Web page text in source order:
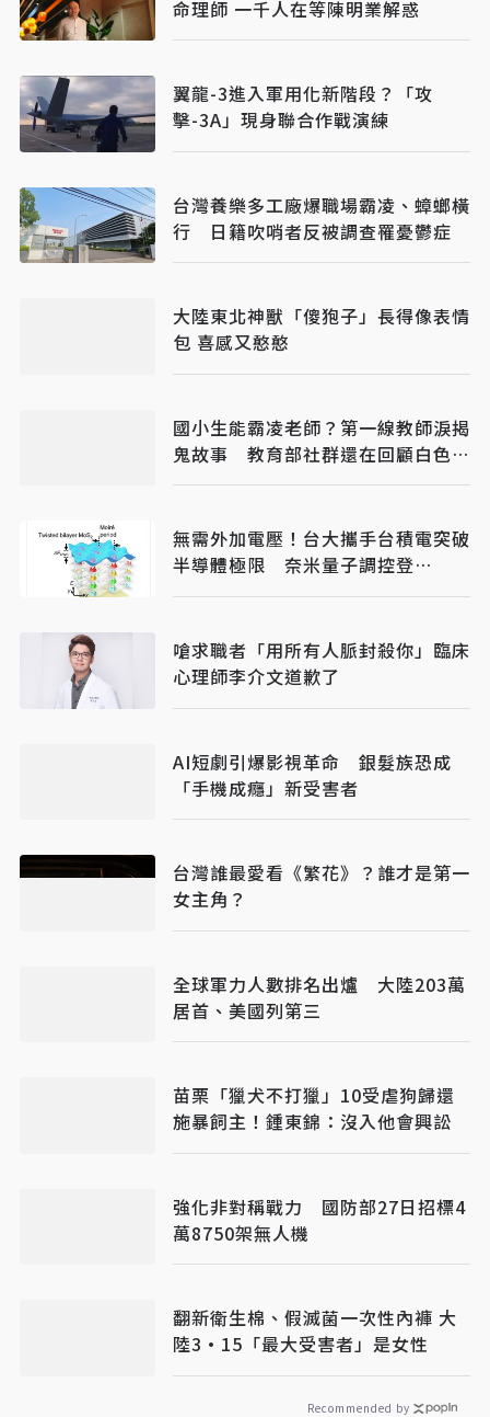
命理師 一千人在等陳明業解惑
翼龍-3進入軍用化新階段？「攻
擊-3A」現身聯合作戰演練
台灣養樂多工廠爆職場霸凌、蟑螂橫
行 日籍吹哨者反被調查罹憂鬱症
大陸東北神獸「傻狍子」長得像表情
包 喜感又憨憨
國小生能霸凌老師？第一線教師淚揭
鬼故事 教育部社群還在回顧白色恐
怖
無需外加電壓！台大攜手台積電突破
半導體極限 奈米量子調控登
《Nature》
嗆求職者「用所有人脈封殺你」臨床
心理師李介文道歉了
AI短劇引爆影視革命 銀髮族恐成
「手機成癮」新受害者
台灣誰最愛看《繁花》？誰才是第一
女主角？
全球軍力人數排名出爐 大陸203萬
居首、美國列第三
苗栗「獵犬不打獵」10受虐狗歸還
施暴飼主！鍾東錦：沒入他會興訟
強化非對稱戰力 國防部27日招標4
萬8750架無人機
翻新衛生棉、假滅菌一次性內褲 大
陸3·15「最大受害者」是女性
Recommended by